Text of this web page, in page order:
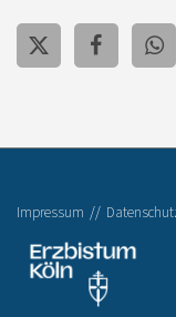
Impressum